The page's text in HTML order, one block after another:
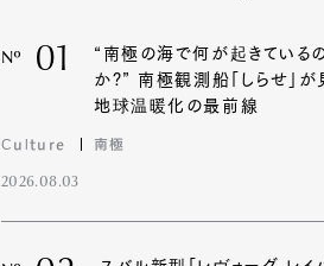
Nº 01
“南極の海で何が起きている
か?” 南極観測船「しらせ」が
地球温暖化の最前線
Culture 南極
2026.08.03